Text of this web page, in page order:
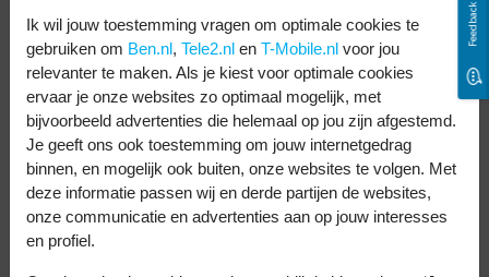
De S26 heeft een grotere batterij van 4300
mAh tegenover 4000 mAh in de S25. In de
praktijk houdt de S26 het ook duidelijk
langer vol met 15 uur en 20 minuten actief
gebruik, tegen 13 uur en 9 minuten voor de
S25. Dit komt door de grotere batterij en
efficiëntere processor.
Feedback
Ik wil jouw toestemming vragen om optimale cookies te
gebruiken om Ben.nl, Tele2.nl en T-Mobile.nl voor jou
relevanter te maken. Als je kiest voor optimale cookies
ervaar je onze websites zo optimaal mogelijk, met
bijvoorbeeld advertenties die helemaal op jou zijn afgestemd.
Je geeft ons ook toestemming om jouw internetgedrag
binnen, en mogelijk ook buiten, onze websites te volgen. Met
deze informatie passen wij en derde partijen de websites,
onze communicatie en advertenties aan op jouw interesses
en profiel.